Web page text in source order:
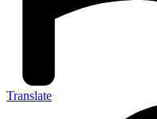
Translate